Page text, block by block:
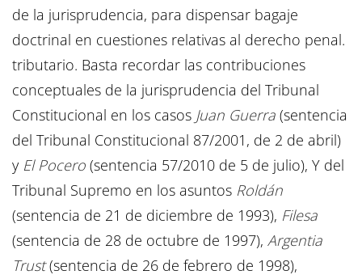
de la jurisprudencia, para dispensar bagaje
doctrinal en cuestiones relativas al derecho penal.
tributario. Basta recordar las contribuciones
conceptuales de la jurisprudencia del Tribunal
Constitucional en los casos Juan Guerra (sentencia
del Tribunal Constitucional 87/2001, de 2 de abril)
y El Pocero (sentencia 57/2010 de 5 de julio), Y del
Tribunal Supremo en los asuntos Roldán
(sentencia de 21 de diciembre de 1993), Filesa
(sentencia de 28 de octubre de 1997), Argentia
Trust(sentencia de 26 de febrero de 1998),